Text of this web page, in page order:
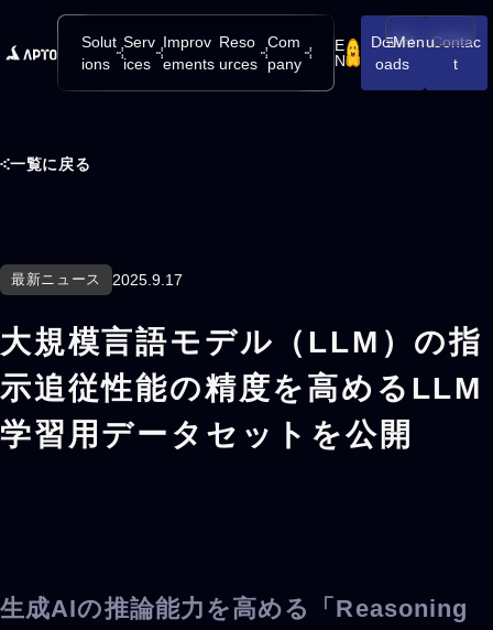
メニューを
Menu
Solut
ions
Serv
ices
Improv
ements
Reso
urces
Com
pany
E
N
Downl
oads
Contac
t
一覧に戻る
最新ニュース 2025.9.17
大規模言語モデル（LLM）の指
示追従性能の精度を高めるLLM
学習用データセットを公開
生成AIの推論能力を高める「Reasoning